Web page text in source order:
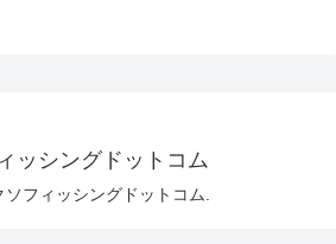
ッシングドットコム
フィッシングドットコム.